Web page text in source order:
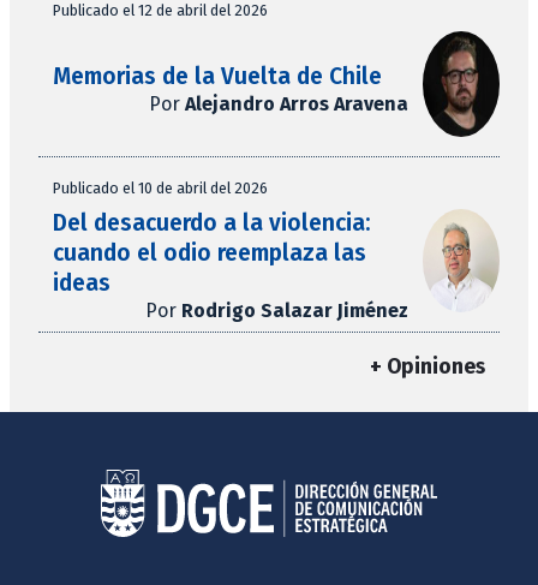
Publicado el 12 de abril del 2026
Memorias de la Vuelta de Chile
Por Alejandro Arros Aravena
Publicado el 10 de abril del 2026
Del desacuerdo a la violencia:
cuando el odio reemplaza las
ideas
Por Rodrigo Salazar Jiménez
+ Opiniones